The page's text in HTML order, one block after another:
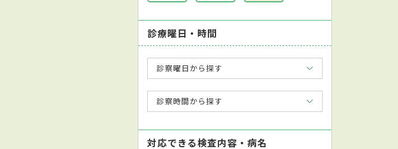
診療曜日・時間
診察曜日から探す
診察時間から探す
対応できる検査内容・病名